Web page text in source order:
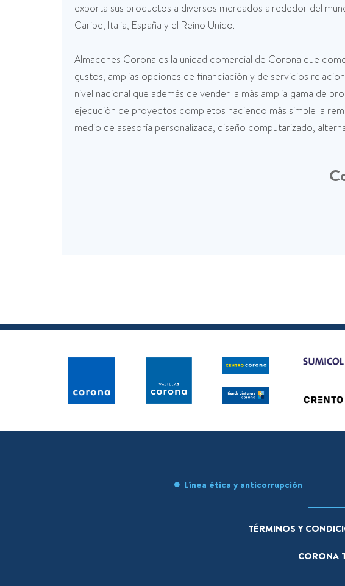
exporta sus productos a diversos mercados alrededor del
Caribe, Italia, España y el Reino Unido.
Almacenes Corona es la unidad comercial de Corona que
gustos, amplias opciones de financiación y de servicios
nivel nacional que además de vender la más amplia gama de
ejecución de proyectos completos haciendo más simple la
medio de asesoría personalizada, diseño computarizado,
Línea ética y anticorrupción
TÉRMINOS Y
CORONA